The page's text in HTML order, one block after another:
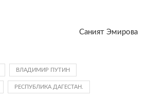
Саният Эмирова
ВЛАДИМИР ПУТИН
РЕСПУБЛИКА ДАГЕСТАН.